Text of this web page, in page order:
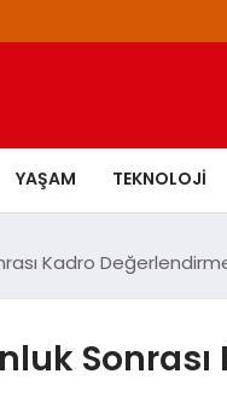
YAŞAM TEKNOLOJI
Kadro
Sonrası